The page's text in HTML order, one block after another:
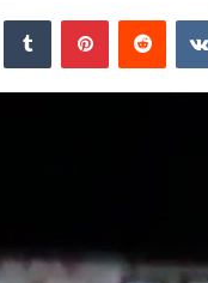
Tumblr Pinterest